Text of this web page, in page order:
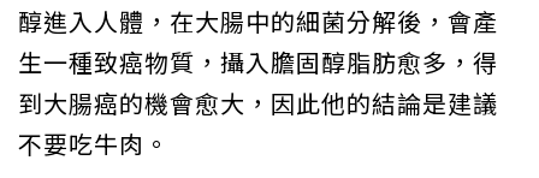
醇進入人體，在大腸中的細菌分解後，會產
生一種致癌物質，攝入膽固醇脂肪愈多，得
到大腸癌的機會愈大，因此他的結論是建議
不要吃牛肉。